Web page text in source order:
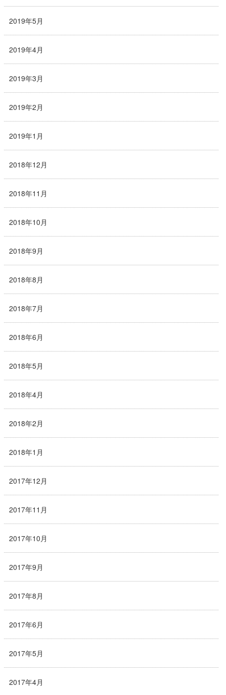
2019年5月
2019年4月
2019年3月
2019年2月
2019年1月
2018年12月
2018年11月
2018年10月
2018年9月
2018年8月
2018年7月
2018年6月
2018年5月
2018年4月
2018年2月
2018年1月
2017年12月
2017年11月
2017年10月
2017年9月
2017年8月
2017年6月
2017年5月
2017年4月